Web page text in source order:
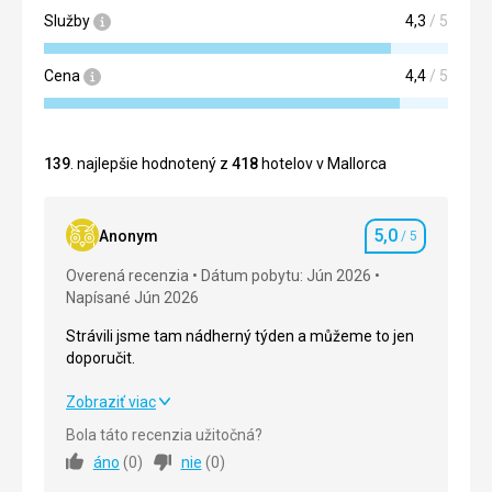
Služby 4,3 / 5
Cena 4,4 / 5
139 . najlepšie hodnotený z 418 hotelov v Mallorca
Anonym Hodnotenie
5,0 / 5
Overená recenzia
Dátum pobytu: Jún 2026
Napísané Jún 2026
Strávili jsme tam nádherný týden a můžeme to jen
doporučit.
Strávili jsme tam nádherný týden a můžeme to jen
Strava
Zobraziť viac
Bola táto recenzia užitočná?
áno (0) nie (0)